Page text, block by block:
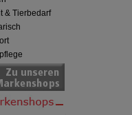
& Tierbedarf